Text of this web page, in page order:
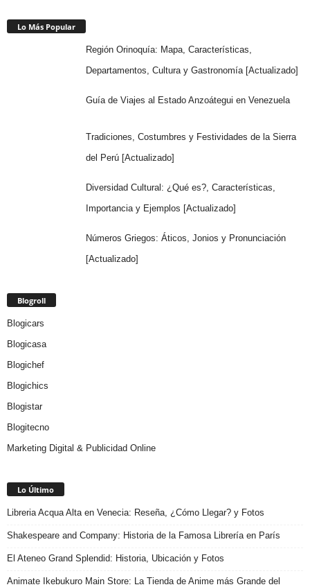
Lo Más Popular
Región Orinoquía: Mapa, Características,
Departamentos, Cultura y Gastronomía [Actualizado]
Guía de Viajes al Estado Anzoátegui en Venezuela
Tradiciones, Costumbres y Festividades de la Sierra
del Perú [Actualizado]
Diversidad Cultural: ¿Qué es?, Características,
Importancia y Ejemplos [Actualizado]
Números Griegos: Áticos, Jonios y Pronunciación
[Actualizado]
Blogroll
Blogicars
Blogicasa
Blogichef
Blogichics
Blogistar
Blogitecno
Marketing Digital & Publicidad Online
Lo Último
Libreria Acqua Alta en Venecia: Reseña, ¿Cómo Llegar? y Fotos
Shakespeare and Company: Historia de la Famosa Librería en París
El Ateneo Grand Splendid: Historia, Ubicación y Fotos
Animate Ikebukuro Main Store: La Tienda de Anime más Grande del